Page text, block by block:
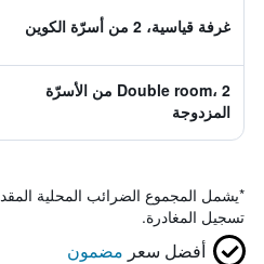
غرفة قياسية، 2 من أسرّة الكوين
Double room، 2 من الأسرّة
المزدوجة
*يشمل المجموع الضرائب المحلية
تسجيل المغادرة.
أفضل سعر مضمون